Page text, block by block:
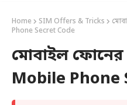
Home SIM Offers & Tricks
Phone Secret Code
মোবাইল ফোনের
Mobile Phone